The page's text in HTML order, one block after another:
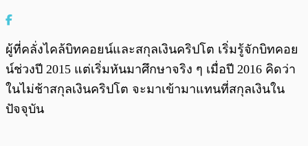
ผู้ที่คลั่งไคล้บิทคอยน์และสกุลเงินคริปโต เริ่มรู้จักบิทคอย
น์ช่วงปี 2015 แต่เริ่มหันมาศึกษาจริง ๆ เมื่อปี 2016 คิดว่า
ในไม่ช้าสกุลเงินคริปโต จะมาเข้ามาแทนที่สกุลเงินใน
ปัจจุบัน